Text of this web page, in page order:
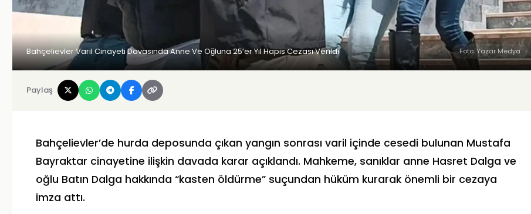
Bahçelievler Varil Cinayeti Davasında Anne Ve Oğluna 25’er Yıl Hapis Cezası Verildi Foto: Yazar Medya
Paylaş
Bahçelievler’de hurda deposunda çıkan yangın sonrası varil içinde cesedi bulunan Mustafa
Bayraktar cinayetine ilişkin davada karar açıklandı. Mahkeme, sanıklar anne Hasret Dalga ve
oğlu Batın Dalga hakkında “kasten öldürme” suçundan hüküm kurarak önemli bir cezaya
imza attı.